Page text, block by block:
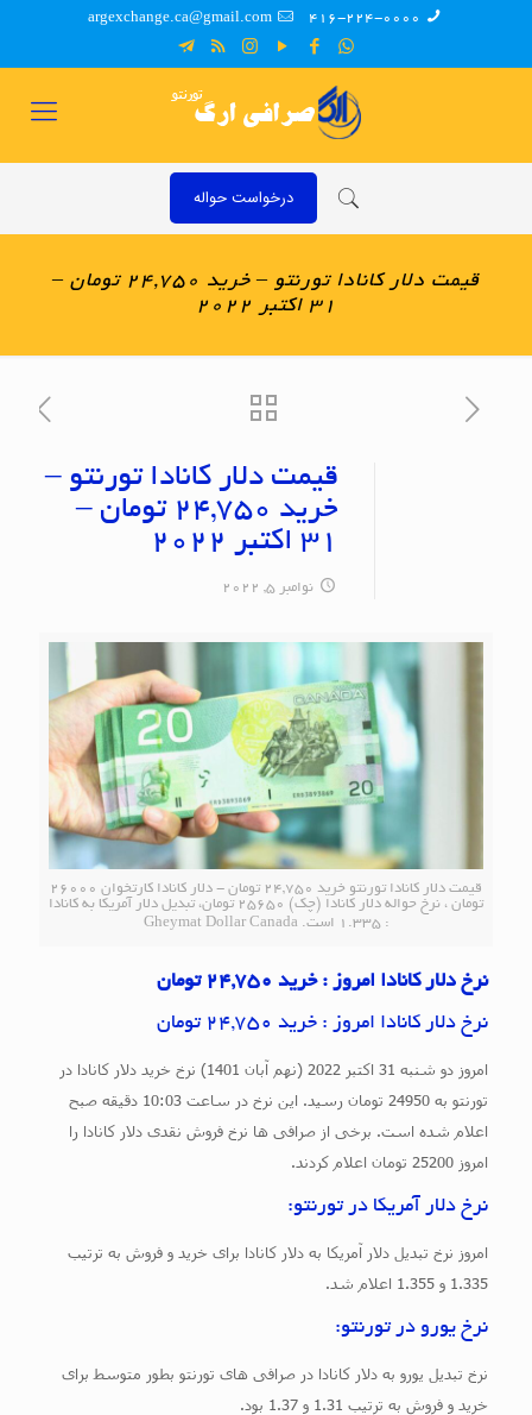
416-224-0000
argexchange.ca@gmail.com
درخواست حواله
قیمت دلار کانادا تورنتو – خرید 24,750 تومان –
31 اکتبر 2022
قیمت دلار کانادا تورنتو –
خرید 24,750 تومان –
31 اکتبر 2022
نوامبر 5, 2022
قیمت دلار کانادا تورنتو خرید 24,750 تومان - دلار کانادا کارتخوان 26000
تومان ، نرخ حواله دلار کانادا (چک) 25650 تومان، تبدیل دلار آمریکا به کانادا
: 1.335 است. Gheymat Dollar Canada
نرخ دلار کانادا امروز : خرید 24,750 تومان
نرخ دلار کانادا امروز : خرید 24,750 تومان
امروز دو شنبه 31 اکتبر 2022 (نهم آبان 1401) نرخ خرید دلار کانادا در
تورنتو به 24950 تومان رسید. این نرخ در ساعت 10:03 دقیقه صبح
اعلام شده است. برخی از صرافی ها نرخ فروش نقدی دلار کانادا را
امروز 25200 تومان اعلام کردند.
نرخ دلار آمریکا در تورنتو:
امروز نرخ تبدیل دلار آمریکا به دلار کانادا برای خرید و فروش به ترتیب
1.335 و 1.355 اعلام شد.
نرخ یورو در تورنتو:
نرخ تبدیل یورو به دلار کانادا در صرافی های تورنتو بطور متوسط برای
خرید و فروش به ترتیب 1.31 و 1.37 بود.